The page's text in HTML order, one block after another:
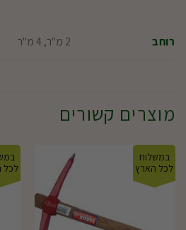
רוחב 2 מ"ר, 4 מ"ר
מוצרים קשורים
במשלוח
לכל הארץ
לכל